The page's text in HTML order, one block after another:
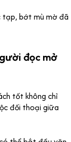
tạp, bớt mù mờ đã
đọc mở
tốt không chỉ
đối thoại giữa